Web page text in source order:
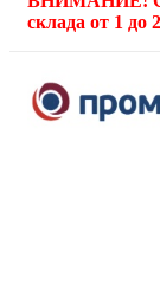
склада от 1 до